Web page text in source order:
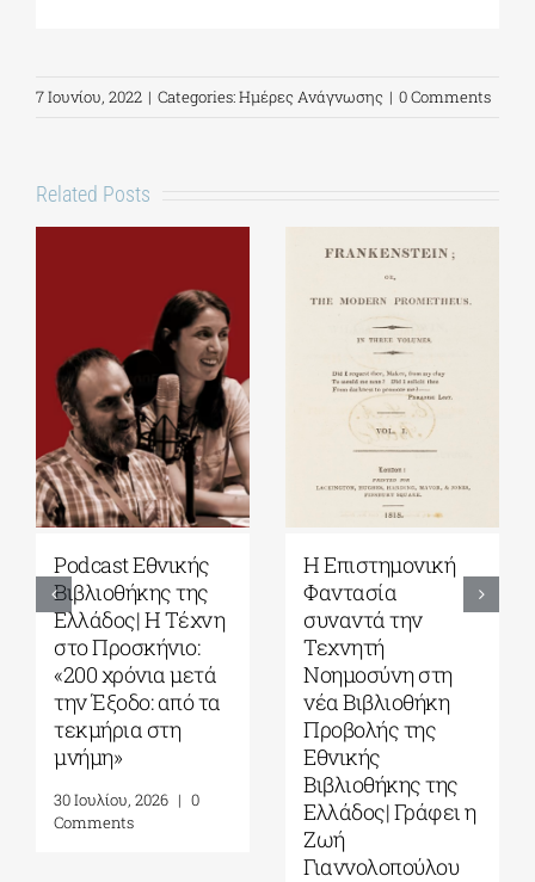
7 Ιουνίου, 2022 | Categories:Ημέρες Ανάγνωσης | 0 Comments
Related Posts
Podcast Εθνικής
Βιβλιοθήκης της
Ελλάδος| Η Tέχνη
στο Προσκήνιο:
«200 χρόνια μετά
την Έξοδο: από τα
τεκμήρια στη
μνήμη»
30 Ιουλίου, 2026 | 0
Comments
Η Επιστημονική
Φαντασία
συναντά την
Τεχνητή
Νοημοσύνη στη
νέα Βιβλιοθήκη
Προβολής της
Εθνικής
Βιβλιοθήκης της
Ελλάδος| Γράφει η
Ζωή
Γιαννολοπούλου